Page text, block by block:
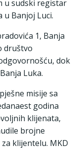
u sudski registar
Banjoj Luci.
1, Banja
društvo
dok
Luka.
misije sa
godina
klijenata,
brojne
klijentelu. MKD